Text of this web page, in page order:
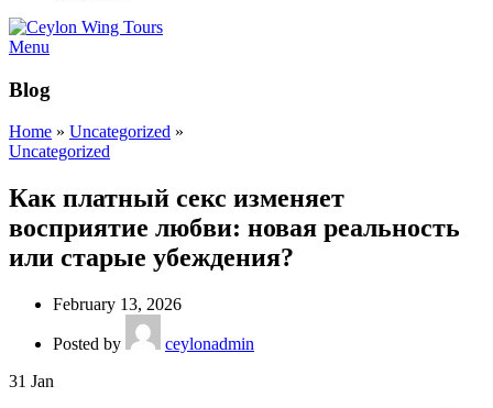
Menu
Blog
Home » Uncategorized »
Uncategorized
Как платный секс изменяет
восприятие любви: новая реальность
или старые убеждения?
February 13, 2026
Posted by
ceylonadmin
31 Jan